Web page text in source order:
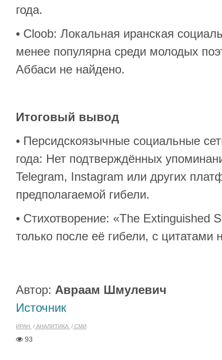
года.
• Cloob: Локальная иранская
менее популярна среди молодых
Аббаси не найдено.
Итоговый вывод
• Персидскоязычные социальные
года: Нет подтверждённых
Telegram, Instagram или других
предполагаемой гибели.
• Стихотворение: «The Extinguished
только после её гибели, с цитатами
Автор: Авраам Шмулевич
Источник
ИРАН АНАЛИТИКА СМИ
93